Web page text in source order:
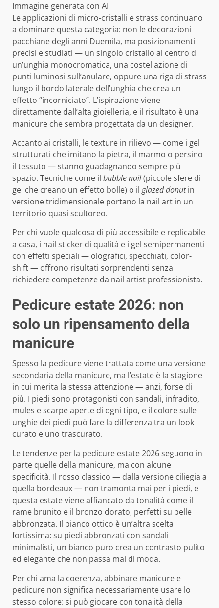
Immagine generata con AI
Le applicazioni di micro-cristalli e strass continuano
a dominare questa categoria: non le decorazioni
pacchiane degli anni Duemila, ma posizionamenti
precisi e studiati — un singolo cristallo al centro di
un’unghia monocromatica, una costellazione di
punti luminosi sull’anulare, oppure una riga di strass
lungo il bordo laterale dell’unghia che crea un
effetto “incorniciato”. L’ispirazione viene
direttamente dall’alta gioielleria, e il risultato è una
manicure che sembra progettata da un designer.
Accanto ai cristalli, le texture in rilievo — come i gel
strutturati che imitano la pietra, il marmo o persino
il tessuto — stanno guadagnando sempre più
spazio. Tecniche come il bubble nail(piccole sfere di
gel che creano un effetto bolle) o il glazed donutin
versione tridimensionale portano la nail art in un
territorio quasi scultoreo.
Per chi vuole qualcosa di più accessibile e replicabile
a casa, i nail sticker di qualità e i gel semipermanenti
con effetti speciali — olografici, specchiati, color-
shift — offrono risultati sorprendenti senza
richiedere competenze da nail artist professionista.
Pedicure estate 2026: non
solo un ripensamento della
manicure
Spesso la pedicure viene trattata come una versione
secondaria della manicure, ma l’estate è la stagione
in cui merita la stessa attenzione — anzi, forse di
più. I piedi sono protagonisti con sandali, infradito,
mules e scarpe aperte di ogni tipo, e il colore sulle
unghie dei piedi può fare la differenza tra un look
curato e uno trascurato.
Le tendenze per la pedicure estate 2026 seguono in
parte quelle della manicure, ma con alcune
specificità. Il rosso classico — dalla versione ciliegia a
quella bordeaux — non tramonta mai per i piedi, e
questa estate viene affiancato da tonalità come il
rame brunito e il bronzo dorato, perfetti su pelle
abbronzata. Il bianco ottico è un’altra scelta
fortissima: su piedi abbronzati con sandali
minimalisti, un bianco puro crea un contrasto pulito
ed elegante che non passa mai di moda.
Per chi ama la coerenza, abbinare manicure e
pedicure non significa necessariamente usare lo
stesso colore: si può giocare con tonalità della